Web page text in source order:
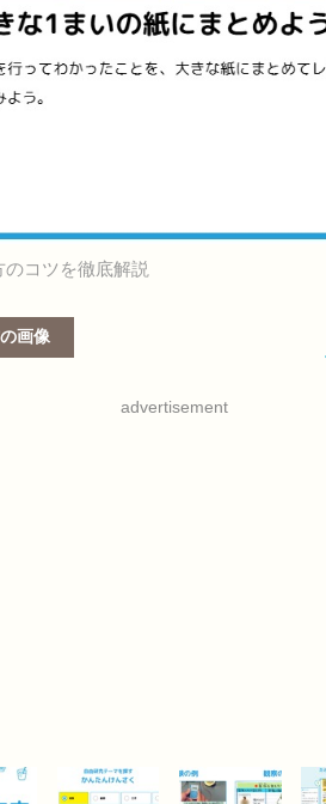
のコツを徹底解説
画像
advertisement